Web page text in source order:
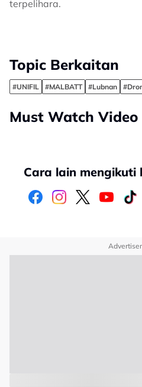
terpelihara.
Topic Berkaitan
#UNIFIL #MALBATT #Lubnan
Must Watch Video
Cara lain mengikuti